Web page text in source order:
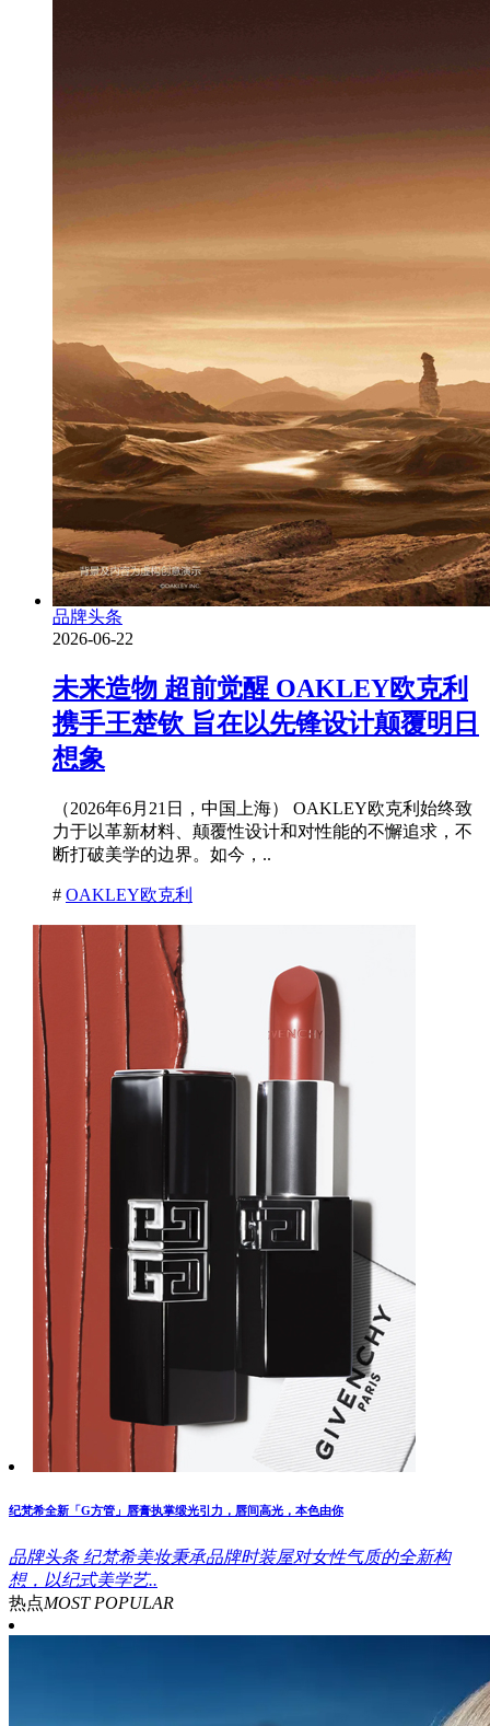
品牌头条
2026-06-22
未来造物 超前觉醒 OAKLEY欧克利
携手王楚钦 旨在以先锋设计颠覆明日
想象
（2026年6月21日，中国上海） OAKLEY欧克利始终致
力于以革新材料、颠覆性设计和对性能的不懈追求，不
断打破美学的边界。如今，..
# OAKLEY欧克利
纪梵希全新「G方管」唇膏执掌缎光引力，唇间高光，本色由你
品牌头条 纪梵希美妆秉承品牌时装屋对女性气质的全新构
想，以纪式美学艺..
热点MOST POPULAR